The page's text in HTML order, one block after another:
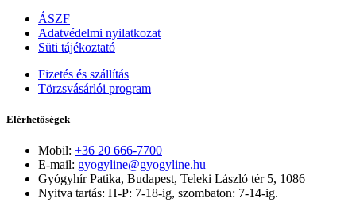
ÁSZF
Adatvédelmi nyilatkozat
Süti tájékoztató
Fizetés és szállítás
Törzsvásárlói program
Elérhetőségek
Mobil: +36 20 666-7700
E-mail: gyogyline@gyogyline.hu
Gyógyhír Patika, Budapest, Teleki László tér 5, 1086
Nyitva tartás: H-P: 7-18-ig, szombaton: 7-14-ig.